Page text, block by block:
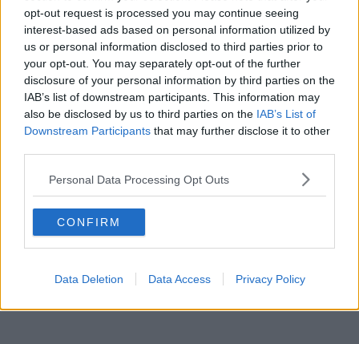
opt-out request is processed you may continue seeing
interest-based ads based on personal information utilized by
us or personal information disclosed to third parties prior to
your opt-out. You may separately opt-out of the further
disclosure of your personal information by third parties on the
IAB’s list of downstream participants. This information may
also be disclosed by us to third parties on the IAB’s List of
Downstream Participants that may further disclose it to other
Personal Data Processing Opt Outs
CONFIRM
Data Deletion Data Access Privacy Policy
Vorheriger Artikel
GC Update Tour de
France 2025 Etappe 11
- Pogacar übersteht
Sturz und
Vingegaards Attacken
– Ben Healy verteidigt
Gelb
Nächster Artikel
„Es ist einfach nur
Glück“ – Jonas
Vingegaard über
Tadej Pogacars Sturz